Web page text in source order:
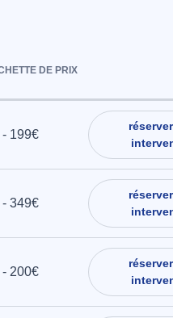
DE PRIX
199€
349€
200€